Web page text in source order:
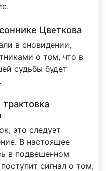
Цветкова
в сновидении,
о том, что в
судьбы будет
это следует
В настоящее
в подвешенном
сигнал о том,